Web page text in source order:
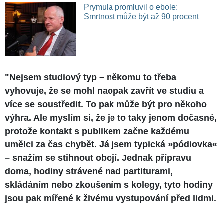
Prymula promluvil o ebole:
Smrtnost může být až 90 procent
"Nejsem studiový typ – někomu to třeba
vyhovuje, že se mohl naopak zavřít ve studiu a
více se soustředit. To pak může být pro někoho
výhra. Ale myslím si, že je to taky jenom dočasné,
protože kontakt s publikem začne každému
umělci za čas chybět. Já jsem typická »pódiovka«
– snažím se stihnout obojí. Jednak přípravu
doma, hodiny strávené nad partiturami,
skládáním nebo zkoušením s kolegy, tyto hodiny
jsou pak mířené k živému vystupování před lidmi.